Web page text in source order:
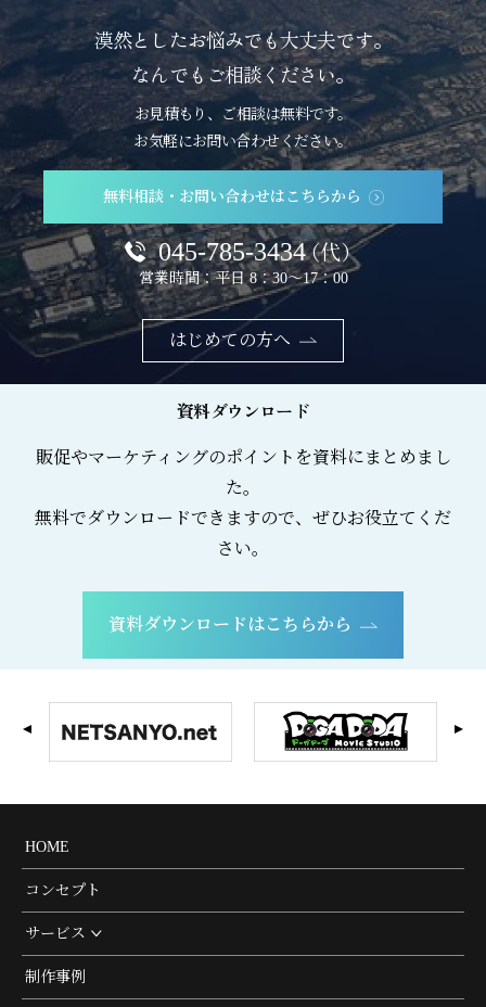
漠然としたお悩みでも大丈夫です。
なんでもご相談ください。
お見積もり、ご相談は無料です。
お気軽にお問い合わせください。
無料相談・お問い合わせはこちらから
045-785-3434（代）
営業時間：平日 8：30～17：00
はじめての方へ
資料ダウンロード
販促やマーケティングのポイントを資料にまとめまし
た。
無料でダウンロードできますので、ぜひお役立てくだ
さい。
資料ダウンロードはこちらから
HOME
コンセプト
サービス
制作事例